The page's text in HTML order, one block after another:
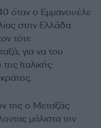
όταν ο Εμμανουέλε
στην Ελλάδα
τότε
για να του
Ιταλικής
της ο Μεταξάς
μάλιστα την